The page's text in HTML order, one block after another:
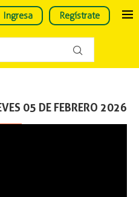
Ingresa Regístrate
05 DE FEBRERO 2026